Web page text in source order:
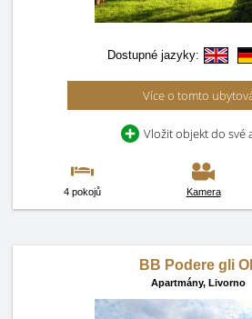
Dostupné jazyky:
Více o tomto
Vložit objekt do své
4 pokojů Kamera
BB Podere gli
Apartmány, Livorno